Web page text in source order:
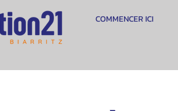
COMMENCER ICI